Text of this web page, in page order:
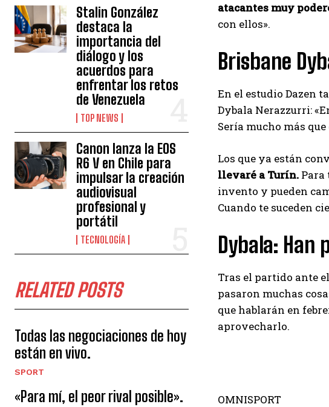
I've read
Stalin González
destaca la
importancia del
diálogo y los
acuerdos para
enfrentar los retos
de Venezuela
TOP NEWS
Canon lanza la EOS
R6 V en Chile para
impulsar la creación
audiovisual
profesional y
portátil
TECNOLOGÍA
RELATED POSTS
Todas las negociaciones de hoy
están en vivo.
SPORT
«Para mí, el peor rival posible».
atacantes muy
con ellos».
Brisbane
En el estudio Dazen
Dybala Nerazzurri:
Sería mucho más
Los que ya están
llevaré a Turín. Para
invento y pueden
Cuando te suceden
Dybala:
Tras el partido ante
pasaron muchas
que hablarán en
aprovecharlo.
OMNISPORT